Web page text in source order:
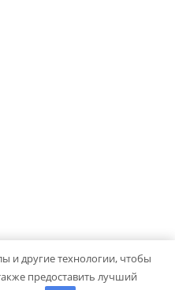
Руки. Powered byColorMag
и другие технологии, чтобы
предоставить лучший